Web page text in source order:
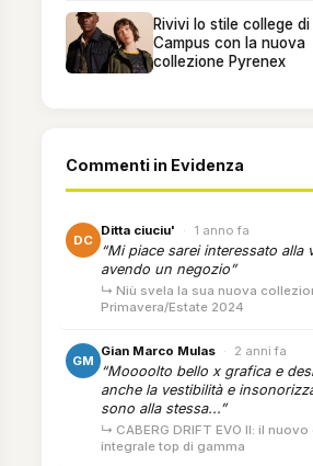
Rivivi lo stile college di
Campus con la nuova
collezione Pyrenex
Commenti in Evidenza
DC
Ditta ciuciu' · 1 anno fa
“Mi piace sarei interessato alla
avendo un negozio”
↳ Niù svela la sua nuova
Primavera/Estate 2024
GM
Gian Marco Mulas · 2 anni fa
“Moooolto bello x grafica e
anche la vestibilità e
sono alla stessa...”
↳ CABERG DRIFT EVO II: il
integrale top di gamma